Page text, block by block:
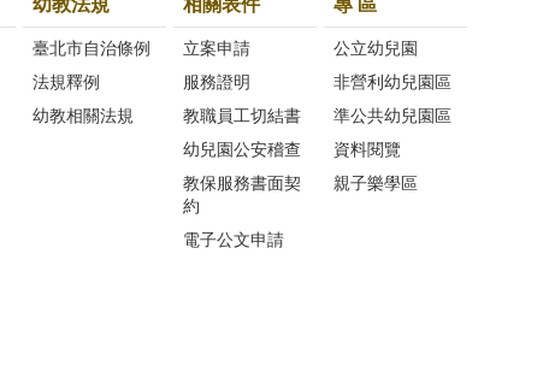
幼教法規
臺北市自治條例
法規釋例
幼教相關法規
相關表件
立案申請
服務證明
教職員工切結書
幼兒園公安稽查
教保服務書面契
約
電子公文申請
專 區
公立幼兒園
非營利幼兒園區
準公共幼兒園區
資料閱覽
親子樂學區